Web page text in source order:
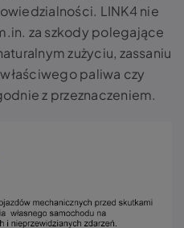
LINK4 nie
za szkody polegające
zużyciu, zassaniu
paliwa czy
z przeznaczeniem.